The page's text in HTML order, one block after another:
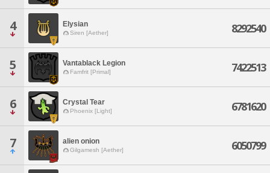
4 Elysian
Siren [Aether] 8292540
5 Vantablack Legion
Famfrit [Primal] 7422513
6 Crystal Tear
Phoenix [Light] 6781620
7 alien onion
Gilgamesh [Aether] 6050799